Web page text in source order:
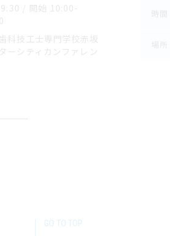
/ 開始 10:00-
科技工士専門学校赤坂
ーシティカンファレン
GO TO TOP